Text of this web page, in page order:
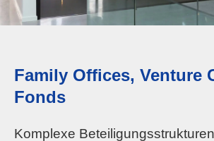
Family Offices, Venture
Fonds
Komplexe